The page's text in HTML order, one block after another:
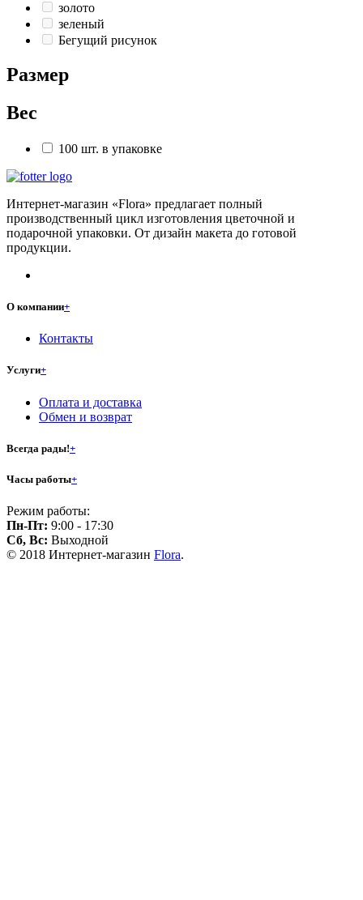
золото
зеленый
Бегущий рисунок
Размер
Вес
100 шт. в упаковке
Интернет-магазин «Flora» предлагает полный
производственный цикл изготовления цветочной и
подарочной упаковки. От дизайн макета до готовой
продукции.
О компании+
Контакты
Услуги+
Оплата и доставка
Обмен и возврат
Всегда рады!+
Часы работы+
Режим работы:
Пн-Пт: 9:00 - 17:30
Сб, Вс: Выходной
© 2018 Интернет-магазин Flora.